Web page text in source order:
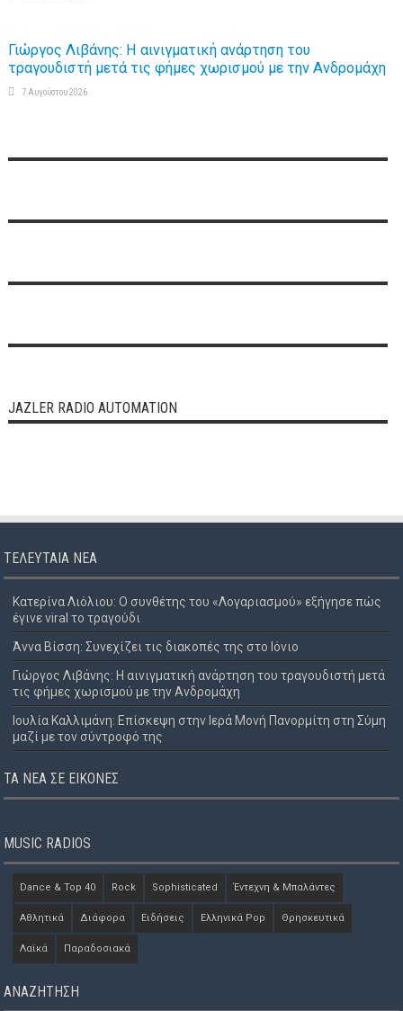
Γιώργος Λιβάνης: Η αινιγματική ανάρτηση του
τραγουδιστή μετά τις φήμες χωρισμού με την Ανδρομάχη
7 Αυγούστου 2026
JAZLER RADIO AUTOMATION
ΤΕΛΕΥΤΑΊΑ ΝΈΑ
Κατερίνα Λιόλιου: Ο συνθέτης του «Λογαριασμού» εξήγησε πώς
έγινε viral το τραγούδι
Άννα Βίσση: Συνεχίζει τις διακοπές της στο Ιόνιο
Γιώργος Λιβάνης: Η αινιγματική ανάρτηση του τραγουδιστή μετά
τις φήμες χωρισμού με την Ανδρομάχη
Ιουλία Καλλιμάνη: Επίσκεψη στην Ιερά Μονή Πανορμίτη στη Σύμη
μαζί με τον σύντροφό της
ΤΑ ΝΈΑ ΣΕ ΕΙΚΌΝΕΣ
MUSIC RADIOS
Dance & Top 40 Rock Sophisticated Έντεχνη & Μπαλάντες
Αθλητικά Διάφορα Ειδήσεις Ελληνικά Pop Θρησκευτικά
Λαϊκά Παραδοσιακά
ΑΝΑΖΗΤΗΣΗ